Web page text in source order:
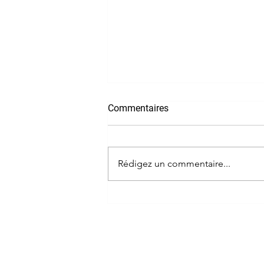
Commentaires
Rédigez un commentaire...